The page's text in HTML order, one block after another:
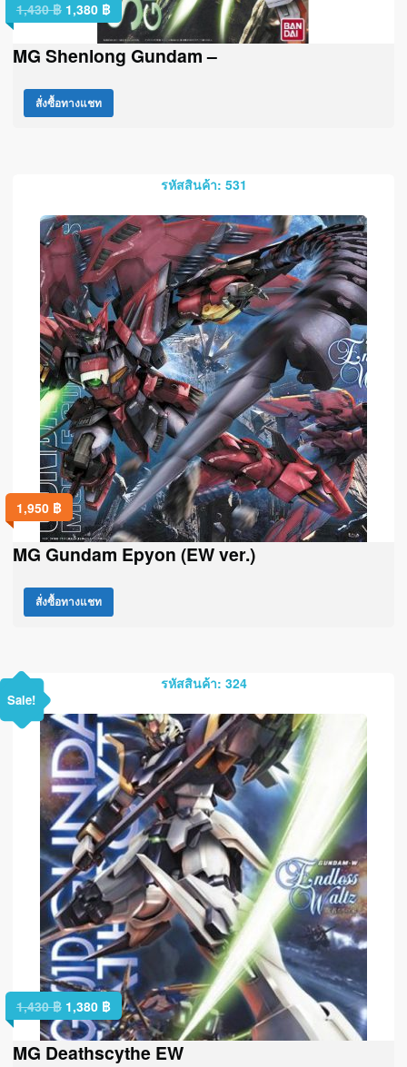
1,430฿ 1,380 ฿
MG Shenlong Gundam –
สั่งซื้อทางแชท
รหัสสินค้า: 531
1,950 ฿
MG Gundam Epyon (EW ver.)
สั่งซื้อทางแชท
รหัสสินค้า: 324
Sale!
1,430฿ 1,380 ฿
MG Deathscythe EW